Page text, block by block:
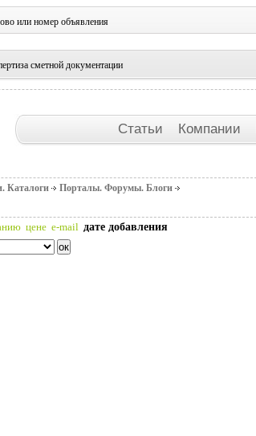
или номер объявления
сметной документации
Статьи Компании
Каталоги Порталы. Форумы. Блоги
цене e-mail дате добавления